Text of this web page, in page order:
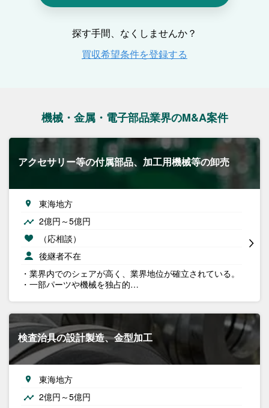
機械・金属・電子部品業界のM&A案件
アクセサリー等の付属部品、加工用機械等の卸売
東海地方
2億円～5億円
（応相談）
後継者不在
・業界内でのシェアが高く、業界地位が確立されている。
・一部パーツや機械を独占的…
検査治具の設計製造、金型加工
東海地方
2億円～5億円